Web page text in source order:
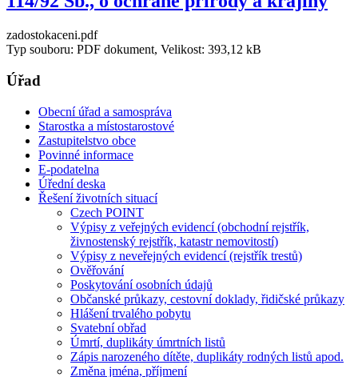
zadostokaceni.pdf
Typ souboru: PDF dokument, Velikost: 393,12 kB
Úřad
Obecní úřad a samospráva
Starostka a místostarostové
Zastupitelstvo obce
Povinné informace
E-podatelna
Úřední deska
Řešení životních situací
Czech POINT
Výpisy z veřejných evidencí (obchodní rejstřík,
živnostenský rejstřík, katastr nemovitostí)
Výpisy z neveřejných evidencí (rejstřík trestů)
Ověřování
Poskytování osobních údajů
Občanské průkazy, cestovní doklady, řidičské průkazy
Hlášení trvalého pobytu
Svatební obřad
Úmrtí, duplikáty úmrtních listů
Zápis narozeného dítěte, duplikáty rodných listů apod.
Změna jména, příjmení